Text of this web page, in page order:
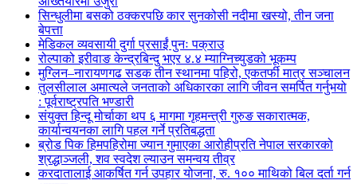
सिन्धुलीमा बसको ठक्करपछि कार सुनकोसी नदीमा खस्यो, तीन जना
बेपत्ता
मेडिकल व्यवसायी दुर्गा प्रसाईं पुनः पक्राउ
रोल्पाको इरीवाङ केन्द्रबिन्दु भएर ४.४ म्याग्निच्युडको भूकम्प
मुग्लिन–नारायणगढ सडक तीन स्थानमा पहिरो, एकतर्फी मात्र सञ्चालन
तुलसीलाल अमात्यले जनताको अधिकारका लागि जीवन समर्पित गर्नुभयो
: पूर्वराष्ट्रपति भण्डारी
संयुक्त हिन्दू मोर्चाका थप ६ मागमा गृहमन्त्री गुरुङ सकारात्मक,
कार्यान्वयनका लागि पहल गर्ने प्रतिबद्धता
ब्रोड पिक हिमपहिरोमा ज्यान गुमाएका आरोहीप्रति नेपाल सरकारको
श्रद्धाञ्जली, शव स्वदेश ल्याउन समन्वय तीव्र
करदातालाई आकर्षित गर्न उपहार योजना, रु. १०० माथिको बिल दर्ता गर्न